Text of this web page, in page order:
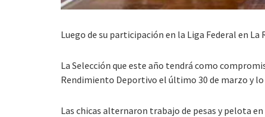
Luego de su participación en la Liga Federal en
La Selección que este año tendrá como
Rendimiento Deportivo el último 30 de marzo y
Las chicas alternaron trabajo de pesas y pelota